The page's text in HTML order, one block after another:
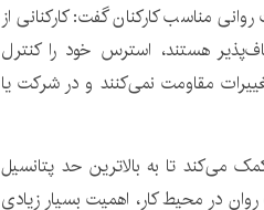
مناسب کارکنان گفت: کارکنانی از
هستند، استرس خود را کنترل
مقاومت نمی‌کنند و در شرکت یا
می‌کند تا به بالاترین حد پتانسیل
در محیط کار، اهمیت بسیار زیادی